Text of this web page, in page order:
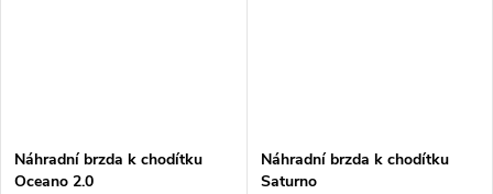
Náhradní brzda k chodítku
Oceano 2.0
Náhradní brzda k chodítku
Saturno